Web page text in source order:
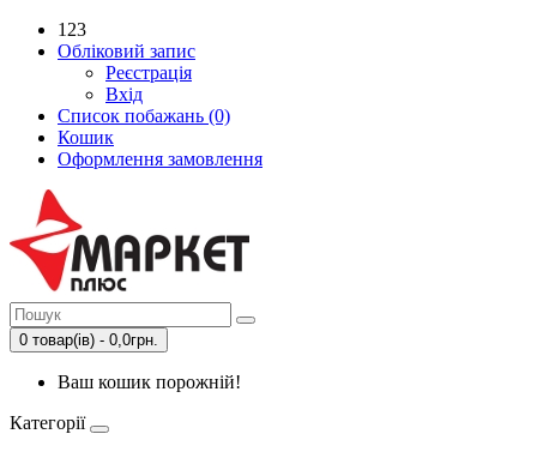
123
Обліковий запис
Реєстрація
Вхід
Список побажань (0)
Кошик
Оформлення замовлення
0 товар(ів) - 0,0грн.
Ваш кошик порожній!
Категорії